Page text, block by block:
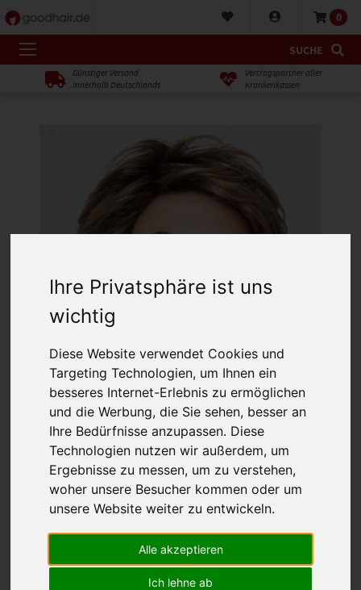
Ihre Privatsphäre ist uns
wichtig
Diese Website verwendet Cookies und
Targeting Technologien, um Ihnen ein
besseres Internet-Erlebnis zu ermöglichen
und die Werbung, die Sie sehen, besser an
Ihre Bedürfnisse anzupassen. Diese
Technologien nutzen wir außerdem, um
Ergebnisse zu messen, um zu verstehen,
woher unsere Besucher kommen oder um
unsere Website weiter zu entwickeln.
Alle akzeptieren
Ich lehne ab
0
SUCHE
Günstiger Versand
innerhalb Deutschlands
Vertragspartner aller
Krankenkassen
Gisela Mayer Visconti Fashion Lace